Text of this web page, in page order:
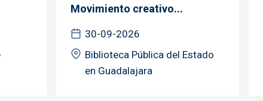
Movimiento creativo...
30-09-2026
Biblioteca Pública del Estado
en Guadalajara